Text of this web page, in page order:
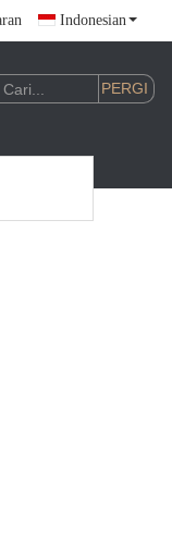
Indonesian